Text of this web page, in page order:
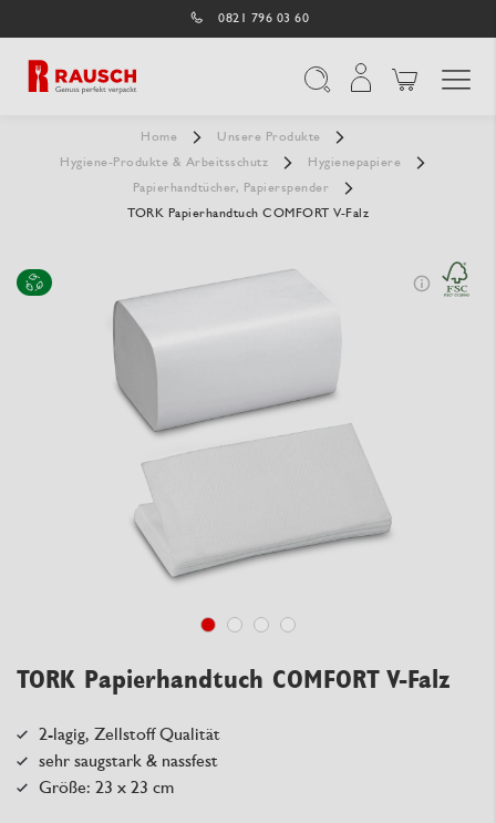
0821 796 03 60
Home
Unsere Produkte
Hygiene-Produkte & Arbeitsschutz
Hygienepapiere
Papierhandtücher, Papierspender
TORK Papierhandtuch COMFORT V-Falz
TORK Papierhandtuch COMFORT V-Falz
2-lagig, Zellstoff Qualität
sehr saugstark & nassfest
Größe: 23 x 23 cm